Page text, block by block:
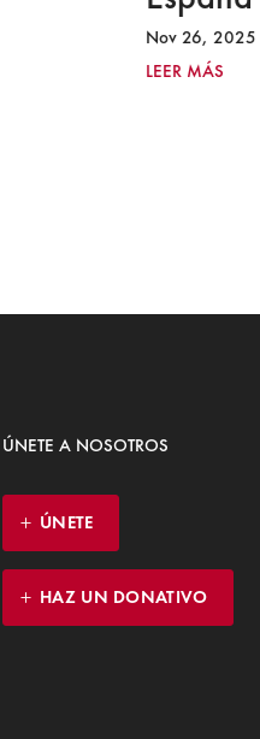
Nov 26, 2025
LEER MÁS
ÚNETE A NOSOTROS
ÚNETE
HAZ UN DONATIVO